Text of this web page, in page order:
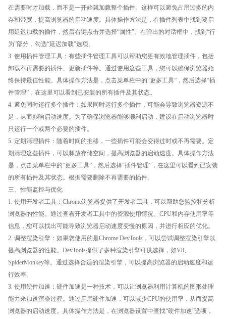
在需要时才加载，而不是一开始就加载整个插件。这样可以避免占用过多的内
存和带宽，提高浏览器的启动速度。具体操作方法是，在插件列表中找到要启
用延迟加载的插件，然后右键点击并选择“属性”。在弹出的对话框中，找到“行
为”部分，勾选“延迟加载”选项。
3. 使用插件管理工具：有些插件管理工具可以帮助您更有效地管理插件，包括
卸载不再需要的插件、更新插件等。通过使用这些工具，您可以确保浏览器始
终保持最佳性能。具体操作方法是，点击菜单栏中的“更多工具”，然后选择“插
件管理”，在这里可以看到已安装的所有插件及其状态。
4. 避免同时运行多个插件：如果同时运行多个插件，可能会导致浏览器资源不
足，从而影响启动速度。为了确保浏览器能够顺利启动，建议在启动浏览器时
只运行一个或两个必要的插件。
5. 定期清理插件：随着时间的推移，一些插件可能会变得过时或不再需要。定
期清理这些插件，可以释放存储空间，提高浏览器的启动速度。具体操作方法
是，点击菜单栏中的“更多工具”，然后选择“插件管理”，在这里可以看到已安装
的所有插件及其状态。根据需要删除不再需要的插件。
三、性能监控与优化
1. 使用开发者工具：Chrome浏览器提供了开发者工具，可以帮助您监控和分析
浏览器的性能。通过查看开发者工具中的资源使用情况、CPU和内存使用率等
信息，您可以找出可能导致浏览器启动速度变慢的原因，并进行相应的优化。
2. 调整渲染引擎：如果您使用的是Chrome DevTools，可以尝试调整渲染引擎以
提高浏览器的性能。DevTools提供了多种渲染引擎可供选择，如V8、
SpiderMonkey等。通过选择合适的渲染引擎，可以提高浏览器的启动速度和运
行效率。
3. 使用硬件加速：硬件加速是一种技术，可以让浏览器利用计算机的图形处理
能力来加速渲染过程。通过启用硬件加速，可以减少CPU的使用率，从而提高
浏览器的启动速度。具体操作方法是，在浏览器设置中查找“硬件加速”选项，